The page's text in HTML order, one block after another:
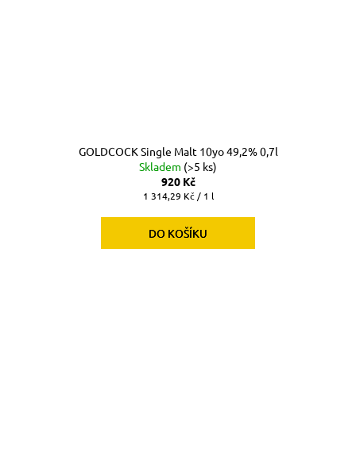
GOLDCOCK Single Malt 10yo 49,2% 0,7l
Skladem (>5 ks)
920 Kč
Měrná
1 314,29 Kč / 1 l
DO KOŠÍKU